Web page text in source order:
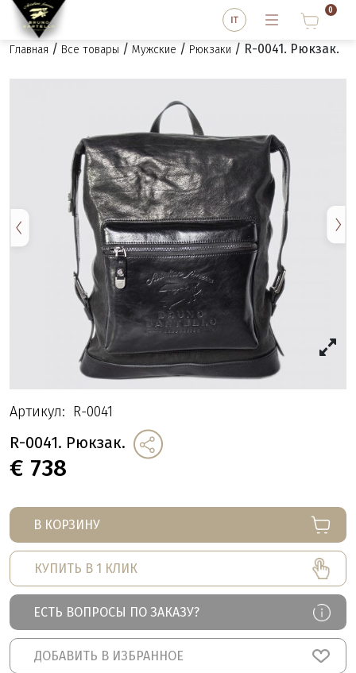
0
Главная / Все товары / Мужские / Рюкзаки / R-0041. Рюкзак.
Артикул: R-0041
R-0041. Рюкзак.
€ 738
В КОРЗИНУ
КУПИТЬ В 1 КЛИК
ЕСТЬ ВОПРОСЫ ПО ЗАКАЗУ?
ДОБАВИТЬ В ИЗБРАННОЕ